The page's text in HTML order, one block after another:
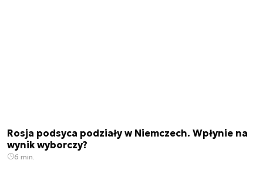
Rosja podsyca podziały w Niemczech. Wpłynie na
wynik wyborczy?
6 min.